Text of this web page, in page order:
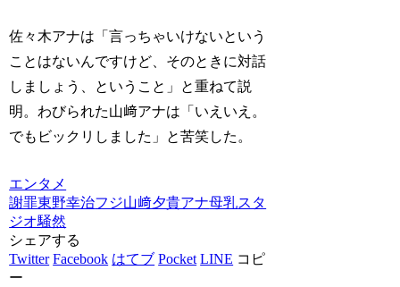
佐々木アナは「言っちゃいけないという
ことはないんですけど、そのときに対話
しましょう、ということ」と重ねて説
明。わびられた山﨑アナは「いえいえ。
でもビックリしました」と苦笑した。
エンタメ
謝罪東野幸治フジ山﨑夕貴アナ母乳スタ
ジオ騒然
シェアする
Twitter Facebook はてブ Pocket LINE コピ
ー